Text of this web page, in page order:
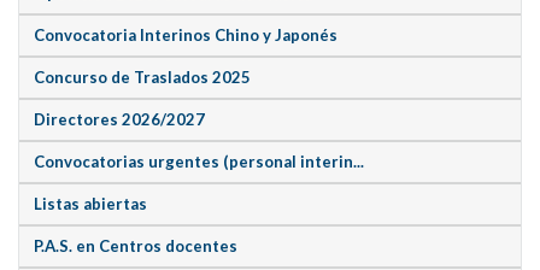
Convocatoria Interinos Chino y Japonés
Concurso de Traslados 2025
Directores 2026/2027
Convocatorias urgentes (personal interin...
Listas abiertas
P.A.S. en Centros docentes